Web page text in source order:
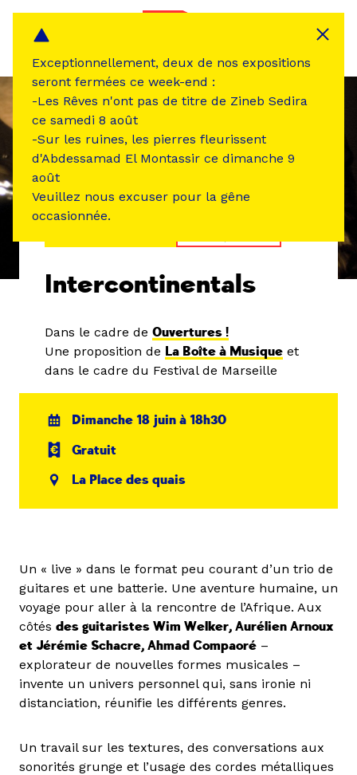
Intercontinentals
Dans le cadre de Ouvertures !
Une proposition de La Boîte à Musique et
dans le cadre du Festival de Marseille
Dimanche 18 juin à 18h30
Gratuit
La Place des quais
Un « live » dans le format peu courant d’un trio de
guitares et une batterie. Une aventure humaine, un
voyage pour aller à la rencontre de l’Afrique. Aux
côtés des guitaristes Wim Welker, Aurélien Arnoux
et Jérémie Schacre, Ahmad Compaoré –
explorateur de nouvelles formes musicales –
invente un univers personnel qui, sans ironie ni
distanciation, réunifie les différents genres.
Un travail sur les textures, des conversations aux
sonorités grunge et l’usage des cordes métalliques
Exceptionnellement, deux de nos expositions
seront fermées ce week-end :
-Les Rêves n'ont pas de titre de Zineb Sedira
ce samedi 8 août
-Sur les ruines, les pierres fleurissent
d'Abdessamad El Montassir ce dimanche 9
août
Veuillez nous excuser pour la gêne
occasionnée.
Panneau de gestion des cookies